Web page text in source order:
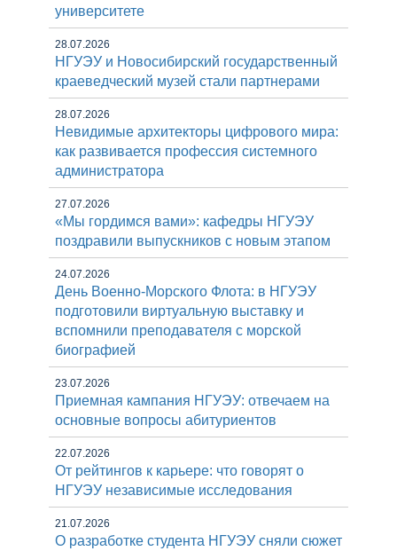
университете
28.07.2026
НГУЭУ и Новосибирский государственный
краеведческий музей стали партнерами
28.07.2026
Невидимые архитекторы цифрового мира:
как развивается профессия системного
администратора
27.07.2026
«Мы гордимся вами»: кафедры НГУЭУ
поздравили выпускников с новым этапом
24.07.2026
День Военно-Морского Флота: в НГУЭУ
подготовили виртуальную выставку и
вспомнили преподавателя с морской
биографией
23.07.2026
Приемная кампания НГУЭУ: отвечаем на
основные вопросы абитуриентов
22.07.2026
От рейтингов к карьере: что говорят о
НГУЭУ независимые исследования
21.07.2026
О разработке студента НГУЭУ сняли сюжет